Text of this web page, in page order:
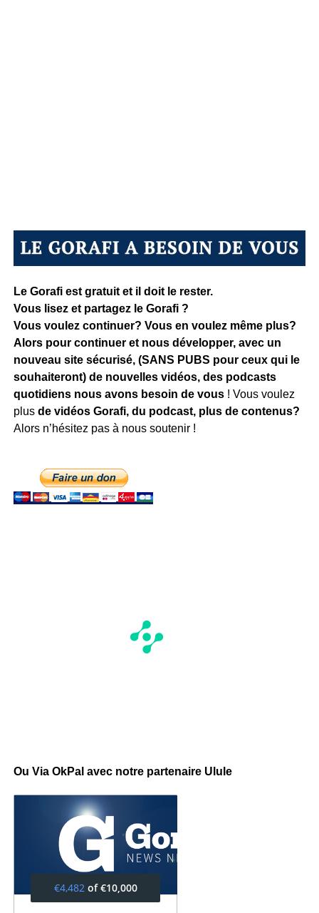
Le Gorafi est gratuit et il doit le rester.
Vous lisez et partagez le Gorafi ?
Vous voulez continuer? Vous en voulez même plus?
Alors pour continuer et nous développer, avec un
nouveau site sécurisé, (SANS PUBS pour ceux qui le
souhaiteront) de nouvelles vidéos, des podcasts
quotidiens nous avons besoin de vous ! Vous voulez
plus de vidéos Gorafi, du podcast, plus de contenus?
Alors n’hésitez pas à nous soutenir !
Ou Via OkPal avec notre partenaire Ulule